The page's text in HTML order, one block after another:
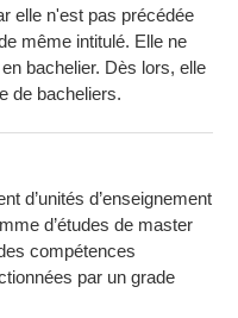
elle n'est pas précédée
même intitulé. Elle ne
bachelier. Dès lors, elle
de bacheliers.
d’unités d’enseignement
d’études de master
compétences
par un grade